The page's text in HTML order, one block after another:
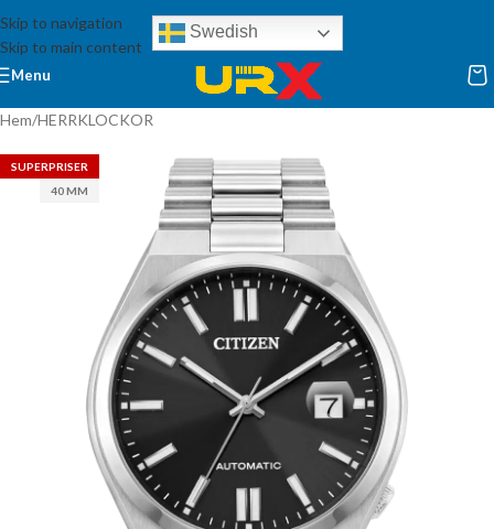
Skip to navigation
Skip to main content
Swedish
Menu
Hem/HERRKLOCKOR
SUPERPRISER
40 MM